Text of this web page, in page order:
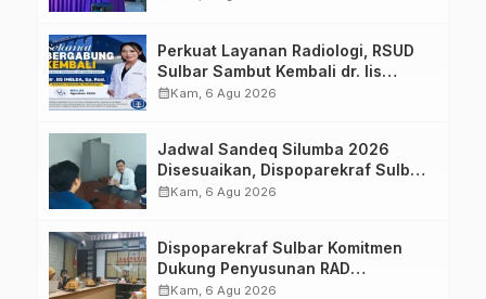
Perkuat Layanan Radiologi, RSUD
Sulbar Sambut Kembali dr. Iis
Imelda, Sp.Rad
calendar_monthKam, 6 Agu 2026
Jadwal Sandeq Silumba 2026
Disesuaikan, Dispoparekraf Sulbar
Pastikan Persiapan Tetap
calendar_monthKam, 6 Agu 2026
Dispoparekraf Sulbar Komitmen
Dukung Penyusunan RAD
TPB/SDGs Sulawesi Barat
calendar_monthKam, 6 Agu 2026